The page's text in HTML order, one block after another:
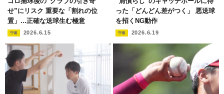
せ”にリスク 重要な「割れの位
置」...正確な送球生む極意
守備 2026.6.15
った「どんどん差がつく」 悪送球
を招くNG動作
守備 2026.6.19